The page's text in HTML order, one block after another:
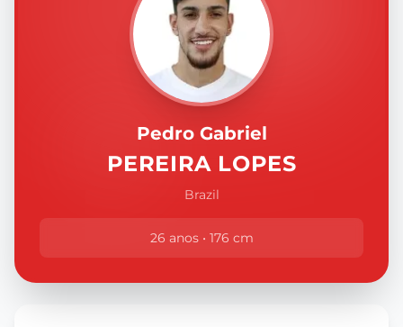
Pedro Gabriel
PEREIRA LOPES
Brazil
26 anos • 176 cm